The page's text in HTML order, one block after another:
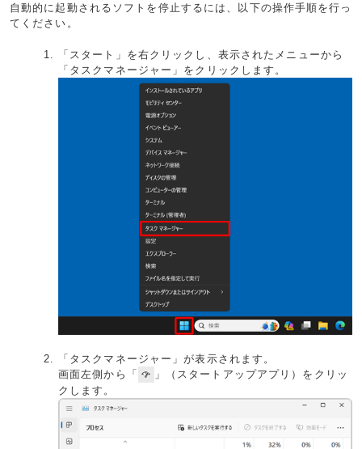
自動的に起動されるソフトを停止するには、以下の操作手順を行っ
てください。
「スタート」を右クリックし、表示されたメニューから
「タスクマネージャー」をクリックします。
「タスクマネージャー」が表示されます。
画面左側から「
」（スタートアップアプリ）をクリッ
クします。